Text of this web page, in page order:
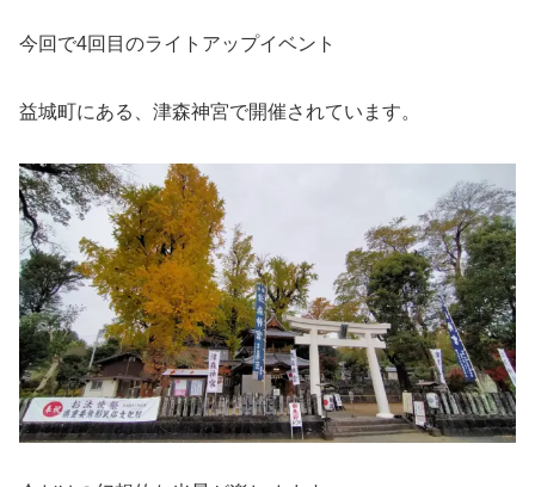
今回で4回目のライトアップイベント
益城町にある、津森神宮で開催されています。